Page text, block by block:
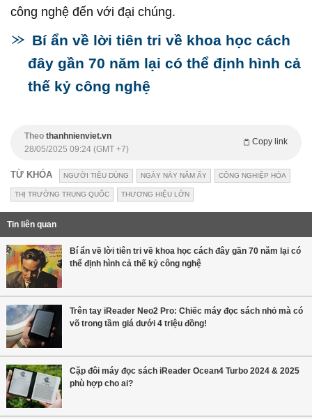
công nghệ đến với đại chúng.
Bí ẩn về lời tiên tri về khoa học cách
đây gần 70 năm lại có thể định hình cả
thế kỷ công nghệ
Theo thanhnienviet.vn
Copy link
28/05/2025 09:24 (GMT +7)
TỪ KHÓA NGƯỜI TIÊU DÙNG NGÀY NÀY NĂM ẤY CÔNG NGHIỆP HÓA
THỊ TRƯỜNG TRUNG QUỐC THƯƠNG HIỆU LỚN
Tin liên quan
Bí ẩn về lời tiên tri về khoa học cách đây gần 70 năm lại có
thể định hình cả thế kỷ công nghệ
Trên tay iReader Neo2 Pro: Chiếc máy đọc sách nhỏ mà có
võ trong tầm giá dưới 4 triệu đồng!
Cặp đôi máy đọc sách iReader Ocean4 Turbo 2024 & 2025
phù hợp cho ai?